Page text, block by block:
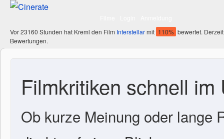
Vor 23160 Stunden hat Kreml den Film Interstellarmit 110% bewertet.
Bewertungen.
Filmkritiken schnell im
Ob kurze Meinung oder lange